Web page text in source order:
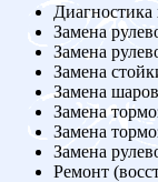
Диагностика
Замена
Замена
Замена
Замена
Замена
Замена
Замена
Ремонт